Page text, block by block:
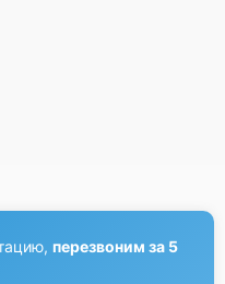
перезвоним за 5